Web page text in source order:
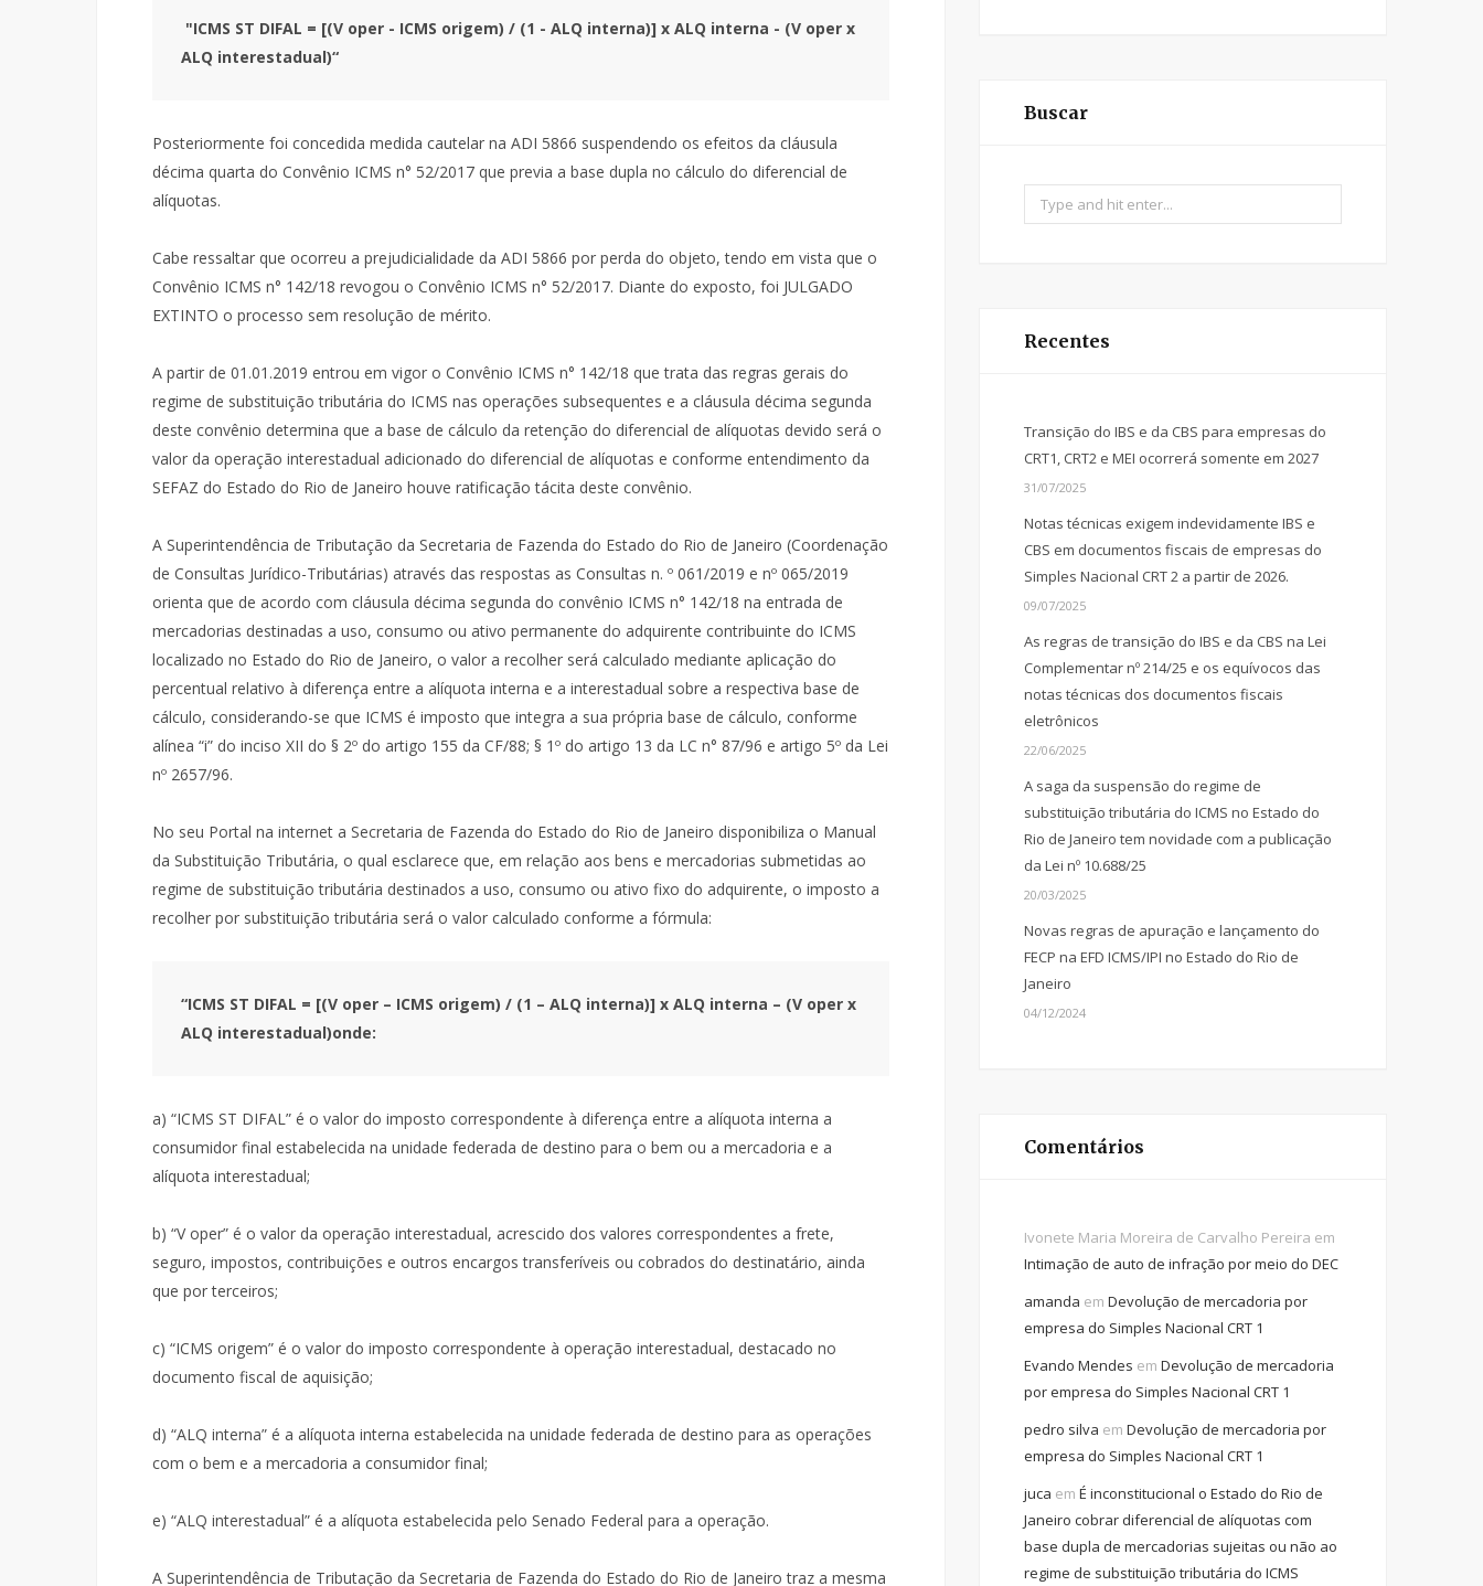
"ICMS ST DIFAL = [(V oper - ICMS origem) / (1 - ALQ interna)] x ALQ interna - (V oper x
ALQ interestadual)“
Posteriormente foi concedida medida cautelar na ADI 5866 suspendendo os efeitos da cláusula
décima quarta do Convênio ICMS n° 52/2017 que previa a base dupla no cálculo do diferencial de
alíquotas.
Cabe ressaltar que ocorreu a prejudicialidade da ADI 5866 por perda do objeto, tendo em vista que o
Convênio ICMS n° 142/18 revogou o Convênio ICMS n° 52/2017. Diante do exposto, foi JULGADO
EXTINTO o processo sem resolução de mérito.
A partir de 01.01.2019 entrou em vigor o Convênio ICMS n° 142/18 que trata das regras gerais do
regime de substituição tributária do ICMS nas operações subsequentes e a cláusula décima segunda
deste convênio determina que a base de cálculo da retenção do diferencial de alíquotas devido será o
valor da operação interestadual adicionado do diferencial de alíquotas e conforme entendimento da
SEFAZ do Estado do Rio de Janeiro houve ratificação tácita deste convênio.
A Superintendência de Tributação da Secretaria de Fazenda do Estado do Rio de Janeiro (Coordenação
de Consultas Jurídico-Tributárias) através das respostas as Consultas n. º 061/2019 e nº 065/2019
orienta que de acordo com cláusula décima segunda do convênio ICMS n° 142/18 na entrada de
mercadorias destinadas a uso, consumo ou ativo permanente do adquirente contribuinte do ICMS
localizado no Estado do Rio de Janeiro, o valor a recolher será calculado mediante aplicação do
percentual relativo à diferença entre a alíquota interna e a interestadual sobre a respectiva base de
cálculo, considerando-se que ICMS é imposto que integra a sua própria base de cálculo, conforme
alínea “i” do inciso XII do § 2º do artigo 155 da CF/88; § 1º do artigo 13 da LC n° 87/96 e artigo 5º da Lei
nº 2657/96.
No seu Portal na internet a Secretaria de Fazenda do Estado do Rio de Janeiro disponibiliza o Manual
da Substituição Tributária, o qual esclarece que, em relação aos bens e mercadorias submetidas ao
regime de substituição tributária destinados a uso, consumo ou ativo fixo do adquirente, o imposto a
recolher por substituição tributária será o valor calculado conforme a fórmula:
“ICMS ST DIFAL = [(V oper – ICMS origem) / (1 – ALQ interna)] x ALQ interna – (V oper x
ALQ interestadual)onde:
a) “ICMS ST DIFAL” é o valor do imposto correspondente à diferença entre a alíquota interna a
consumidor final estabelecida na unidade federada de destino para o bem ou a mercadoria e a
alíquota interestadual;
b) “V oper” é o valor da operação interestadual, acrescido dos valores correspondentes a frete,
seguro, impostos, contribuições e outros encargos transferíveis ou cobrados do destinatário, ainda
que por terceiros;
c) “ICMS origem” é o valor do imposto correspondente à operação interestadual, destacado no
documento fiscal de aquisição;
d) “ALQ interna” é a alíquota interna estabelecida na unidade federada de destino para as operações
com o bem e a mercadoria a consumidor final;
e) “ALQ interestadual” é a alíquota estabelecida pelo Senado Federal para a operação.
A Superintendência de Tributação da Secretaria de Fazenda do Estado do Rio de Janeiro traz a mesma
Buscar
Search
for:
Recentes
Transição do IBS e da CBS para empresas do
CRT1, CRT2 e MEI ocorrerá somente em 2027
31/07/2025
Notas técnicas exigem indevidamente IBS e
CBS em documentos fiscais de empresas do
Simples Nacional CRT 2 a partir de 2026.
09/07/2025
As regras de transição do IBS e da CBS na Lei
Complementar nº 214/25 e os equívocos das
notas técnicas dos documentos fiscais
eletrônicos
22/06/2025
A saga da suspensão do regime de
substituição tributária do ICMS no Estado do
Rio de Janeiro tem novidade com a publicação
da Lei nº 10.688/25
20/03/2025
Novas regras de apuração e lançamento do
FECP na EFD ICMS/IPI no Estado do Rio de
Janeiro
04/12/2024
Comentários
Ivonete Maria Moreira de Carvalho Pereira em
Intimação de auto de infração por meio do DEC
amanda em Devolução de mercadoria por
empresa do Simples Nacional CRT 1
Evando Mendes em Devolução de mercadoria
por empresa do Simples Nacional CRT 1
pedro silva em Devolução de mercadoria por
empresa do Simples Nacional CRT 1
juca em É inconstitucional o Estado do Rio de
Janeiro cobrar diferencial de alíquotas com
base dupla de mercadorias sujeitas ou não ao
regime de substituição tributária do ICMS